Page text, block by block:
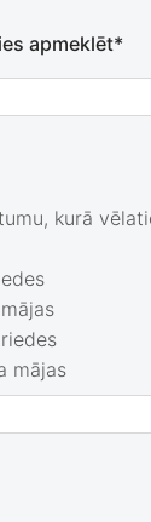
apmeklēt*
kurā
mājas